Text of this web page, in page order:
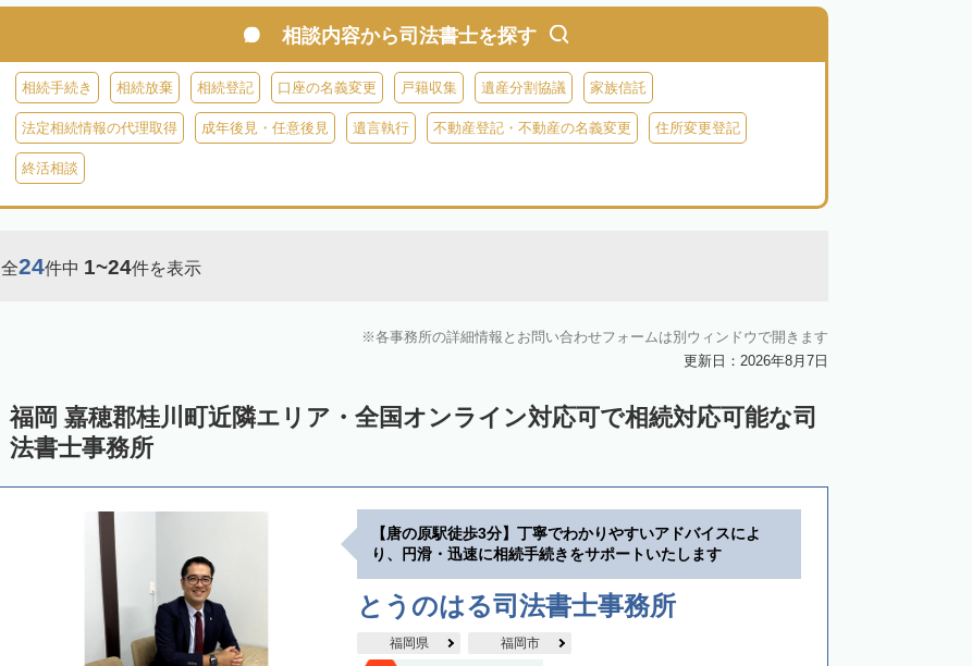
相談内容から司法書士を探す
相続手続き 相続放棄 相続登記 口座の名義変更 戸籍収集 遺産分割協議 家族信託
法定相続情報の代理取得 成年後見・任意後見 遺言執行 不動産登記・不動産の名義変更 住所変更登記
終活相談
全24件中 1~24件を表示
各事務所の詳細情報とお問い合わせフォームは別ウィンドウで開きます
更新日：2026年8月7日
福岡 嘉穂郡桂川町近隣エリア・全国オンライン対応可で相続対応可能な司
法書士事務所
【唐の原駅徒歩3分】丁寧でわかりやすいアドバイスによ
り、円滑・迅速に相続手続きをサポートいたします
とうのはる司法書士事務所
福岡県 福岡市